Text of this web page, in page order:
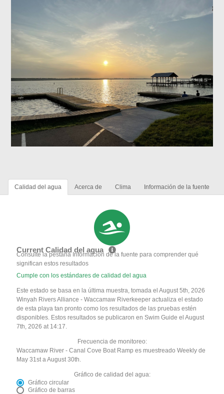
Calidad del agua Acerca de Clima Información de la fuente
Current Calidad del agua
Consulte la pestaña Información de la fuente para comprender qué
significan estos resultados
Cumple con los estándares de calidad del agua
Este estado se basa en la última muestra, tomada el August 5th, 2026
Winyah Rivers Alliance - Waccamaw Riverkeeper actualiza el estado
de esta playa tan pronto como los resultados de las pruebas estén
disponibles. Estos resultados se publicaron en Swim Guide el August
7th, 2026 at 14:17.
Frecuencia de monitoreo:
Waccamaw River - Canal Cove Boat Ramp es muestreado Weekly de
May 31st a August 30th.
Gráfico de calidad del agua:
Gráfico circular
Gráfico de barras